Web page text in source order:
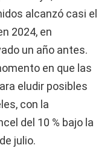
alcanzó casi el
2024, en
un año antes.
en que las
eludir posibles
con la
del 10 % bajo la
julio.